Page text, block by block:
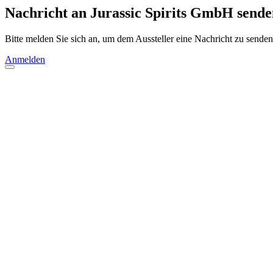
Nachricht an Jurassic Spirits GmbH
Bitte melden Sie sich an, um dem Aussteller eine Nachricht zu
Anmelden